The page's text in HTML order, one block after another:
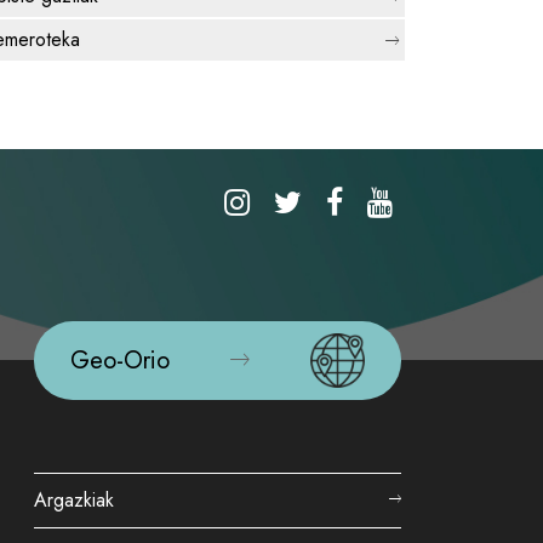
Geo-Orio
Argazkiak